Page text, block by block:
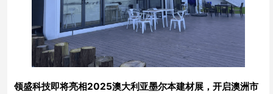
领盛科技即将亮相2025澳大利亚墨尔本建材展，开启澳洲市